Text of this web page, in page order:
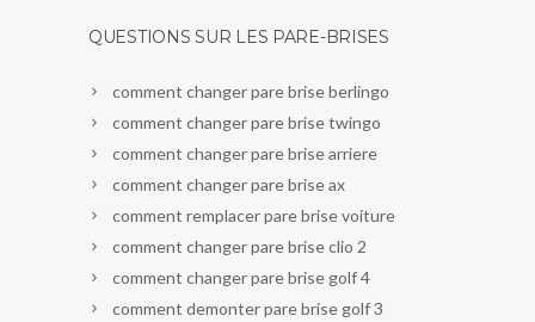
QUESTIONS SUR LES PARE-BRISES
comment changer pare brise berlingo
comment changer pare brise twingo
comment changer pare brise arriere
comment changer pare brise ax
comment remplacer pare brise voiture
comment changer pare brise clio 2
comment changer pare brise golf 4
comment demonter pare brise golf 3